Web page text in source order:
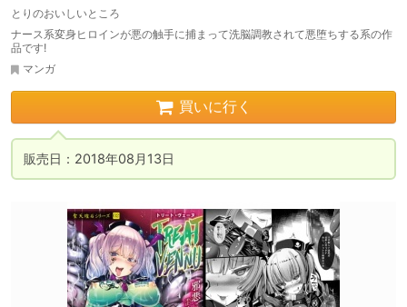
とりのおいしいところ
ナース系変身ヒロインが悪の触手に捕まって洗脳調教されて悪堕ちする系の作
品です!
マンガ
買いに行く
販売日：2018年08月13日